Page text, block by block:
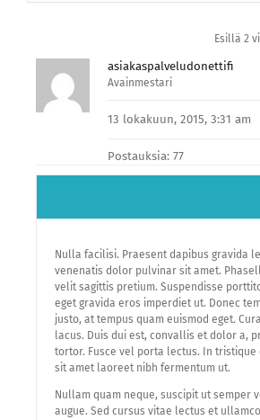
Esillä 2
asiakaspalveludonettifi
Avainmestari
13 lokakuun, 2015, 3:31 am
Postauksia: 77
Nulla facilisi. Praesent dapibus gravida
venenatis dolor pulvinar sit amet.
velit sagittis pretium. Suspendisse
eget gravida eros imperdiet ut. Donec
justo, at tempus quam euismod eget.
lacus. Duis dui est, convallis et dolor a,
tortor. Fusce vel porta lectus. In tristique
sit amet laoreet nibh fermentum ut.
Nullam quam neque, suscipit ut semper
augue. Sed cursus vitae lectus et